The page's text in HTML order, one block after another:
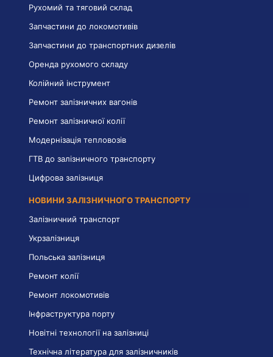
Рухомий та тяговий склад
Запчастини до локомотивів
Запчастини до транспортних дизелів
Оренда рухомого складу
Колійний інструмент
Ремонт залізничних вагонів
Ремонт залізничної колії
Модернізація тепловозів
ГТВ до залізничного транспорту
Цифрова залізниця
НОВИНИ ЗАЛІЗНИЧНОГО ТРАНСПОРТУ
Залізничний транспорт
Укрзалізниця
Польська залізниця
Ремонт колії
Ремонт локомотивів
Інфраструктура порту
Новітні технології на залізниці
Технічна література для залізничників